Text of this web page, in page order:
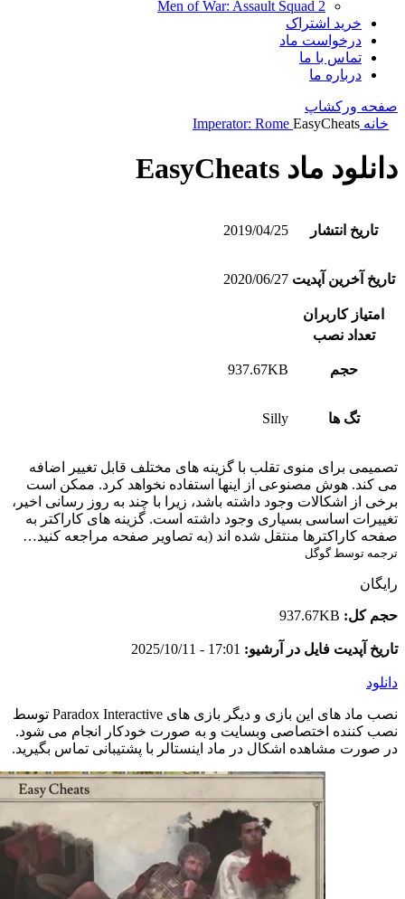
Men of War: Assault Squad 2
خرید اشتراک
درخواست ماد
تماس با ما
درباره ما
صفحه ورکشاپ
خانه
Imperator: Rome EasyCheats
دانلود ماد EasyCheats
تاریخ انتشار 2019/04/25
تاریخ آخرین آپدیت 2020/06/27
امتیاز کاربران
تعداد نصب
حجم 937.67KB
تگ ها Silly
تصمیمی برای منوی تقلب با گزینه های مختلف قابل تغییر اضافه
می کند. هوش مصنوعی از اینها استفاده نخواهد کرد. ممکن است
برخی از اشکالات وجود داشته باشد، زیرا با چند به روز رسانی اخیر،
تغییرات اساسی بسیاری وجود داشته است. گزینه های کاراکتر به
صفحه کاراکترها منتقل شده اند (به تصاویر صفحه مراجعه کنید…
ترجمه توسط گوگل
رایگان
حجم کل: 937.67KB
تاریخ آپدیت فایل در آرشیو: 17:01 - 2025/10/11
دانلود
نصب ماد های این بازی و دیگر بازی های Paradox Interactive توسط
نصب کننده اختصاصی وبسایت و به صورت خودکار انجام می شود.
در صورت مشاهده اشکال در ماد اینستالر با پشتیبانی تماس بگیرید.